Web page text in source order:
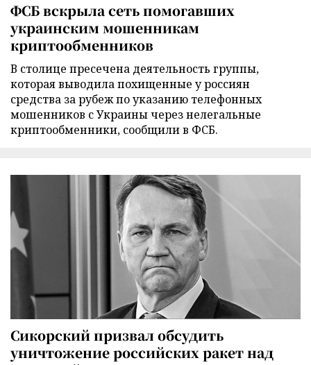
ФСБ вскрыла сеть помогавших
украинским мошенникам
криптообменников
В столице пресечена деятельность группы,
которая выводила похищенные у россиян
средства за рубеж по указанию телефонных
мошенников с Украины через нелегальные
криптообменники, сообщили в ФСБ.
Сикорский призвал обсудить
уничтожение российских ракет над